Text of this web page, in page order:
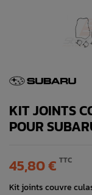
KIT JOINTS
POUR
45,80 € TTC
Kit joints couvre